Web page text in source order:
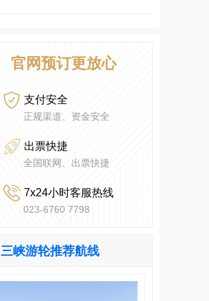
官网预订更放心
 支付安全
正规渠道、资金安全
 出票快捷
全国联网、出票快捷
 7x24小时客服热线
023-6760 7798
三峡游轮推荐航线